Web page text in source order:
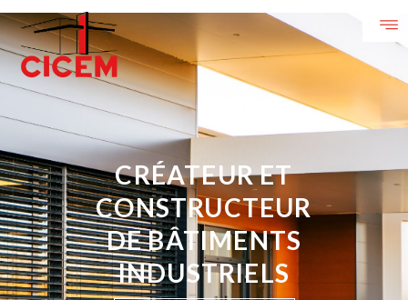
CRÉATEUR ET
CONSTRUCTEUR
DE BÂTIMENTS
INDUSTRIELS